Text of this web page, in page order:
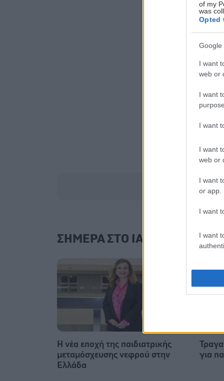
of my
was
Opted
Google
I want
web or
I want
I want
I want
web or
I want
or app.
I want
I want
ΣΗΜΕΡΑ ΣΤΟ IATRONET.GR
Η νέα εποχή της παιδιατρικής
μεταμόσχευσης νεφρού στην
Ελλάδα
για